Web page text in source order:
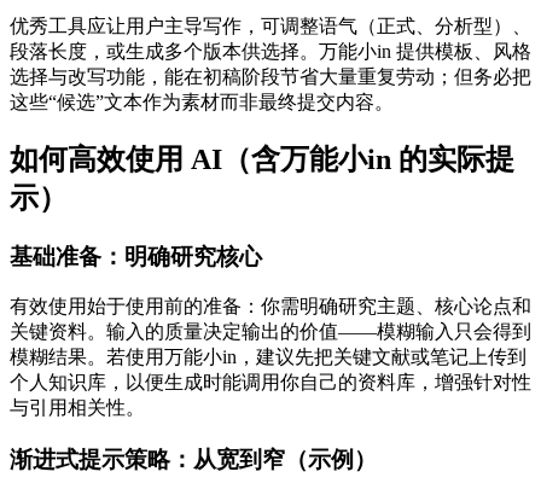
优秀工具应让用户主导写作，可调整语气（正式、分析型）、
段落长度，或生成多个版本供选择。万能小in 提供模板、风格
选择与改写功能，能在初稿阶段节省大量重复劳动；但务必把
这些“候选”文本作为素材而非最终提交内容。
如何高效使用 AI（含万能小in 的实际提
示）
基础准备：明确研究核心
有效使用始于使用前的准备：你需明确研究主题、核心论点和
关键资料。输入的质量决定输出的价值——模糊输入只会得到
模糊结果。若使用万能小in，建议先把关键文献或笔记上传到
个人知识库，以便生成时能调用你自己的资料库，增强针对性
与引用相关性。
渐进式提示策略：从宽到窄（示例）